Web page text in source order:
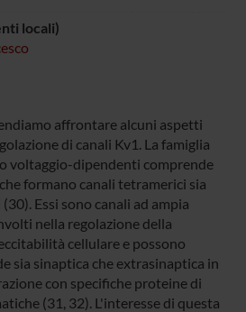
locali)
affrontare alcuni aspetti
di canali Kv1. La famiglia
voltaggio-dipendenti comprende
formano canali tetramerici sia
Essi sono canali ad ampia
nella regolazione della
cellulare e possono
sia sinaptica che extrasinaptica in
con specifiche proteine di
(31, 32). L'interesse di questa